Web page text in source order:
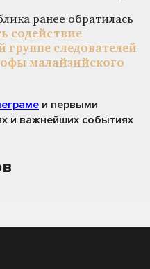
ранее обратилась
содействие
группе следователей
малайзийского
и первыми
и важнейших событиях